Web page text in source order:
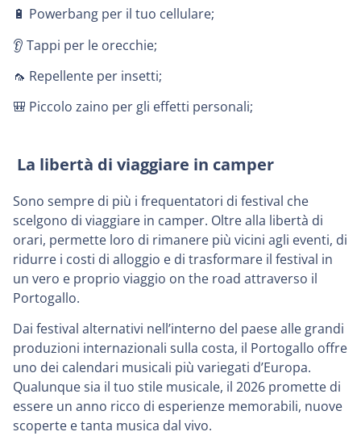
🔋 Powerbang per il tuo cellulare;
👂 Tappi per le orecchie;
🦟 Repellente per insetti;
🎒 Piccolo zaino per gli effetti personali;
La libertà di viaggiare in camper
Sono sempre di più i frequentatori di festival che
scelgono di viaggiare in camper. Oltre alla libertà di
orari, permette loro di rimanere più vicini agli eventi, di
ridurre i costi di alloggio e di trasformare il festival in
un vero e proprio viaggio on the road attraverso il
Portogallo.
Dai festival alternativi nell’interno del paese alle grandi
produzioni internazionali sulla costa, il Portogallo offre
uno dei calendari musicali più variegati d’Europa.
Qualunque sia il tuo stile musicale, il 2026 promette di
essere un anno ricco di esperienze memorabili, nuove
scoperte e tanta musica dal vivo.